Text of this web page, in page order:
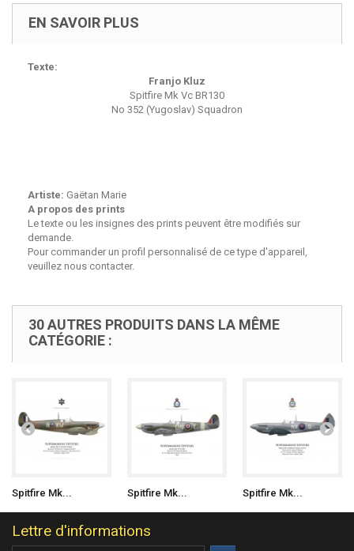
EN SAVOIR PLUS
Texte:
Franjo Kluz
Spitfire Mk Vc BR130
No 352 (Yugoslav) Squadron
Artiste: Gaëtan Marie
A propos des prints
Le texte ou les insignes des prints peuvent être modifiés sur
demande.
Pour commander un profil personnalisé de ce type d'appareil,
veuillez nous contacter.
30 AUTRES PRODUITS DANS LA MÊME
CATÉGORIE :
Spitfire Mk... Spitfire Mk... Spitfire Mk...
Lettre d'informations